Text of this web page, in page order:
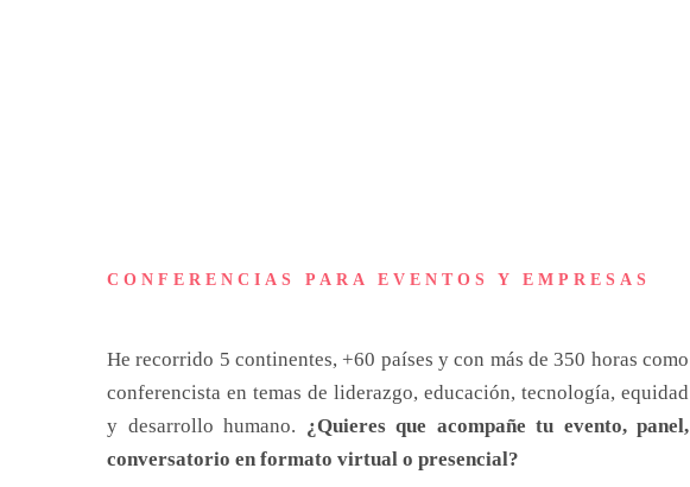
CONFERENCIAS PARA EVENTOS Y EMPRESAS
He recorrido 5 continentes, +60 países y con más de 350 horas como
conferencista en temas de liderazgo, educación, tecnología, equidad
y desarrollo humano. ¿Quieres que acompañe tu evento, panel,
conversatorio en formato virtual o presencial?